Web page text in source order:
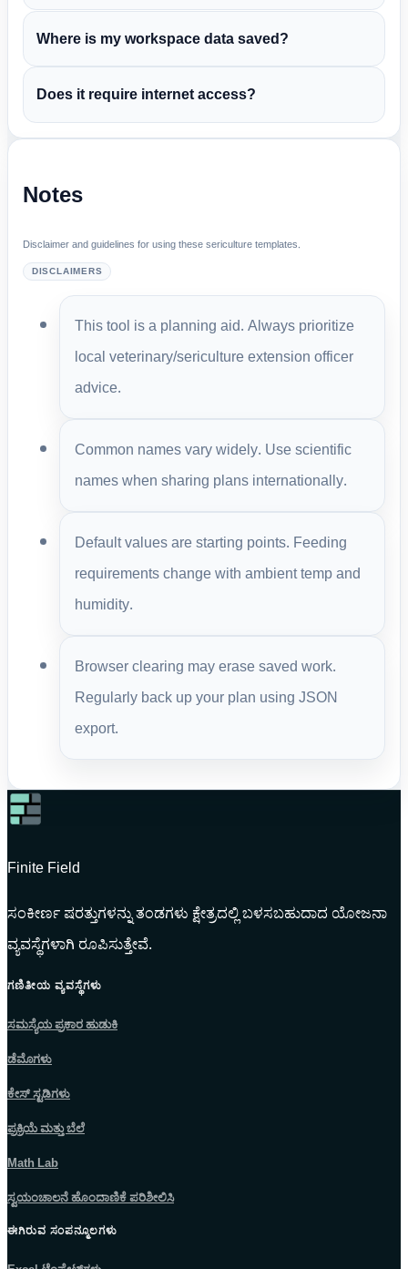
Where is my workspace data saved?
Does it require internet access?
Notes
Disclaimer and guidelines for using these sericulture templates.
DISCLAIMERS
This tool is a planning aid. Always prioritize
local veterinary/sericulture extension officer
advice.
Common names vary widely. Use scientific
names when sharing plans internationally.
Default values are starting points. Feeding
requirements change with ambient temp and
humidity.
Browser clearing may erase saved work.
Regularly back up your plan using JSON
export.
Finite Field
ಸಂಕೀರ್ಣ ಷರತ್ತುಗಳನ್ನು ತಂಡಗಳು ಕ್ಷೇತ್ರದಲ್ಲಿ ಬಳಸಬಹುದಾದ ಯೋಜನಾ
ವ್ಯವಸ್ಥೆಗಳಾಗಿ ರೂಪಿಸುತ್ತೇವೆ.
ಗಣಿತೀಯ ವ್ಯವಸ್ಥೆಗಳು
ಸಮಸ್ಯೆಯ ಪ್ರಕಾರ ಹುಡುಕಿ
ಡೆಮೊಗಳು
ಕೇಸ್ ಸ್ಟಡಿಗಳು
ಪ್ರಕ್ರಿಯೆ ಮತ್ತು ಬೆಲೆ
Math Lab
ಸ್ವಯಂಚಾಲನೆ ಹೊಂದಾಣಿಕೆ ಪರಿಶೀಲಿಸಿ
ಈಗಿರುವ ಸಂಪನ್ಮೂಲಗಳು